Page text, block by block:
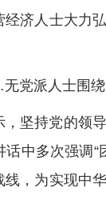
济人士大力
人士围绕习
持党的领导
中多次强调
，为实现中